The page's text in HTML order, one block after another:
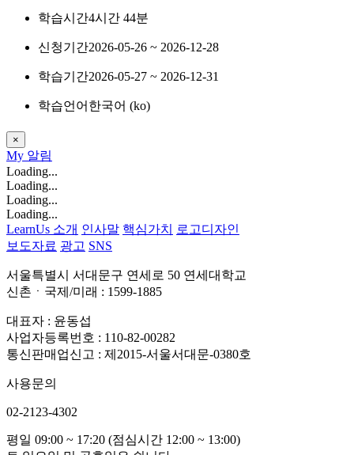
학습시간4시간 44분
신청기간2026-05-26 ~ 2026-12-28
학습기간2026-05-27 ~ 2026-12-31
학습언어 한국어 ‎(ko)‎
×
My 알림
Loading...
Loading...
Loading...
Loading...
LearnUs 소개 인사말 핵심가치
로고디자인
보도자료 광고 SNS
서울특별시 서대문구 연세로 50 연세대학교
신촌ㆍ국제/미래 : 1599-1885
대표자 : 윤동섭
사업자등록번호 : 110-82-00282
통신판매업신고 : 제2015-서울서대문-0380호
사용문의
02-2123-4302
평일 09:00 ~ 17:20 (점심시간 12:00 ~ 13:00)